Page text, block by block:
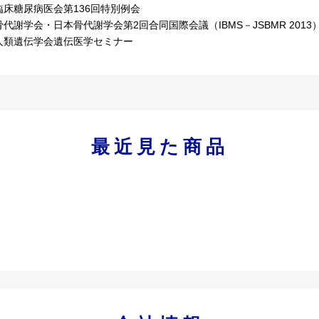
糖尿病医会第136回特別例会
謝学会・日本骨代謝学会第2回合同国際会議（IBMS－JSBMR 2013
遺伝学会遺伝医学セミナー
最近見た商品